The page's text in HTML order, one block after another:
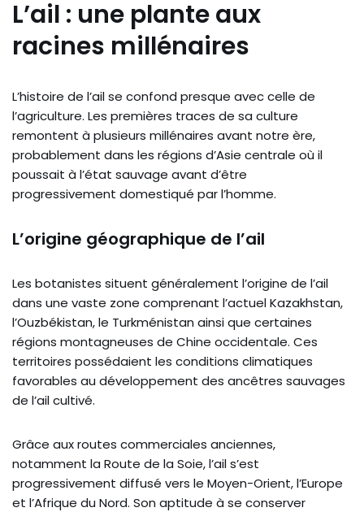
L’ail : une plante aux
racines millénaires
L’histoire de l’ail se confond presque avec celle de
l’agriculture. Les premières traces de sa culture
remontent à plusieurs millénaires avant notre ère,
probablement dans les régions d’Asie centrale où il
poussait à l’état sauvage avant d’être
progressivement domestiqué par l’homme.
L’origine géographique de l’ail
Les botanistes situent généralement l’origine de l’ail
dans une vaste zone comprenant l’actuel Kazakhstan,
l’Ouzbékistan, le Turkménistan ainsi que certaines
régions montagneuses de Chine occidentale. Ces
territoires possédaient les conditions climatiques
favorables au développement des ancêtres sauvages
de l’ail cultivé.
Grâce aux routes commerciales anciennes,
notamment la Route de la Soie, l’ail s’est
progressivement diffusé vers le Moyen-Orient, l’Europe
et l’Afrique du Nord. Son aptitude à se conserver